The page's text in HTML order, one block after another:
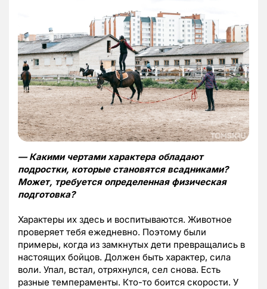
— Какими чертами характера обладают
подростки, которые становятся всадниками?
Может, требуется определенная физическая
подготовка?
Характеры их здесь и воспитываются. Животное
проверяет тебя ежедневно. Поэтому были
примеры, когда из замкнутых дети превращались в
настоящих бойцов. Должен быть характер, сила
воли. Упал, встал, отряхнулся, сел снова. Есть
разные темпераменты. Кто-то боится скорости. У